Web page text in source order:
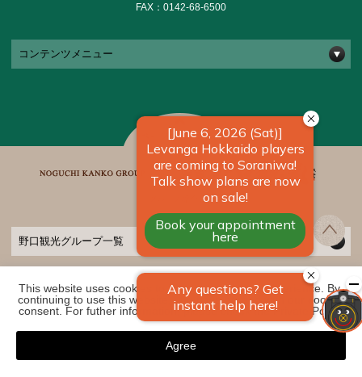
FAX：0142-68-6500
コンテンツメニュー
野口観光グループ一覧
COPYRIGHT ©2026 きたゆざわ 森のソラニワ｜【公式】北海道の温泉宿 野口観
光グループ. ALL RIGHTS RESERVED
This website uses cookies to improve your user experience. By
continuing to use this website, you have agreed with our cookie
consent. For futher information, please check the Private Policy.
Agree